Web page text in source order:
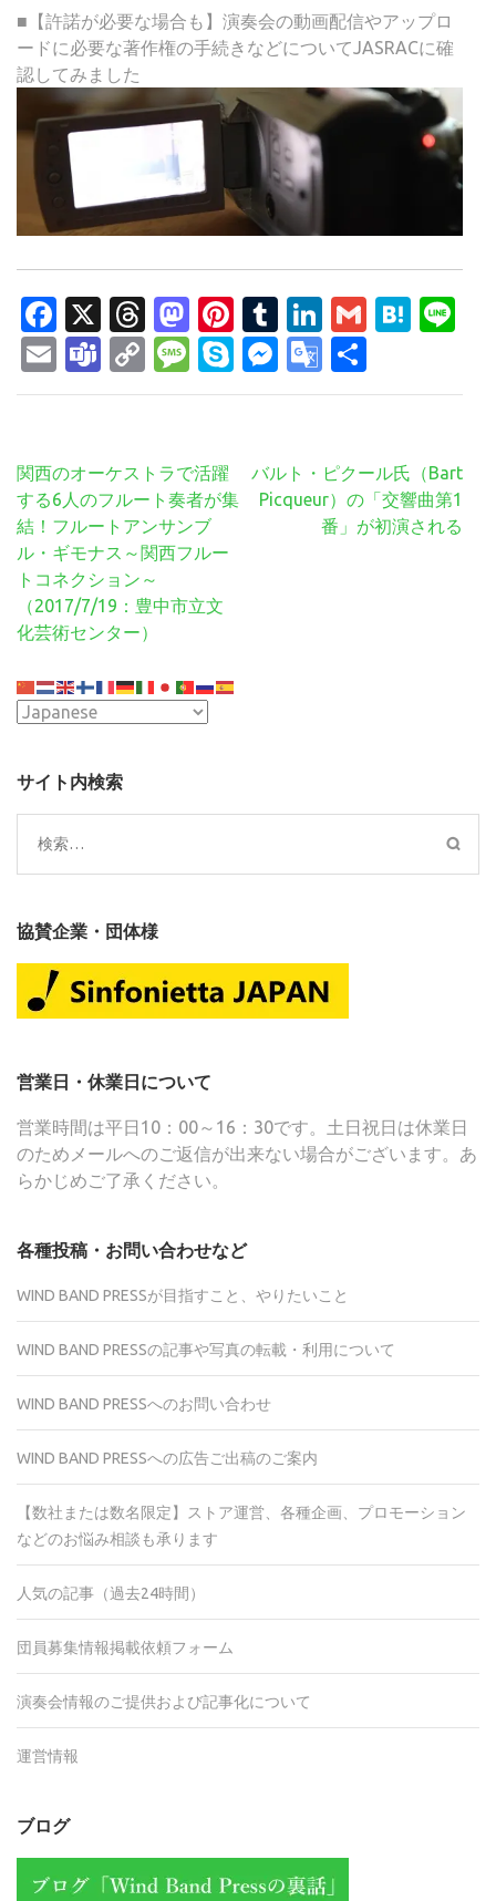
■【許諾が必要な場合も】演奏会の動画配信やアップロ
ードに必要な著作権の手続きなどについてJASRACに確
認してみました
Facebook
X Threads
Mastodon
Pinterest
Tumblr
LinkedIn
Gmail
EmailTeams
Copy
Link
Message
SkypeMessenger
Google
Translate
有
投
稿
ナ
ビ
ゲ
ー
シ
ン
関西のオーケストラで活躍
する6人のフルート奏者が集
結！フルートアンサンブ
ル・ギモナス～関西フルー
トコネクション～
（2017/7/19：豊中市立文
化芸術センター）
バルト・ピクール氏（Bart
Picqueur）の「交響曲第1
番」が初演される
サイト内検索
検
索:
協賛企業・団体様
営業日・休業日について
営業時間は平日10：00～16：30です。土日祝日は休業日
のためメールへのご返信が出来ない場合がございます。あ
らかじめご了承ください。
各種投稿・お問い合わせなど
WIND BAND PRESSが目指すこと、やりたいこと
WIND BAND PRESSの記事や写真の転載・利用について
WIND BAND PRESSへのお問い合わせ
WIND BAND PRESSへの広告ご出稿のご案内
【数社または数名限定】ストア運営、各種企画、プロモーション
などのお悩み相談も承ります
人気の記事（過去24時間）
団員募集情報掲載依頼フォーム
演奏会情報のご提供および記事化について
運営情報
ブログ